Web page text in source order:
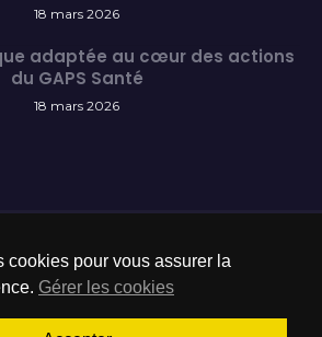
18 mars 2026
adaptée au cœur des actions
du GAPS Santé
18 mars 2026
légales et Politique de confidentialité
cookies pour vous assurer la
Gérer les cookies